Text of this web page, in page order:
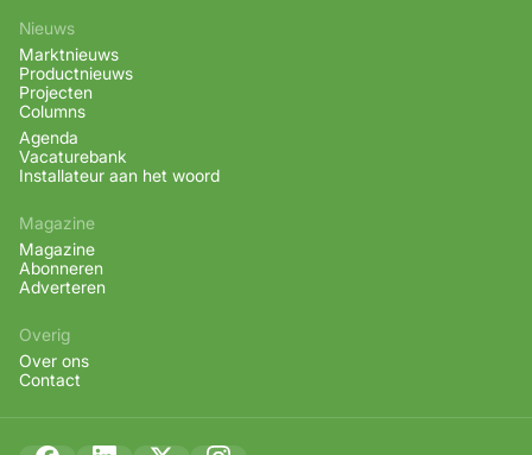
Nieuws
Marktnieuws
Productnieuws
Projecten
Columns
Agenda
Vacaturebank
Installateur aan het woord
Magazine
Magazine
Abonneren
Adverteren
Overig
Over ons
Contact